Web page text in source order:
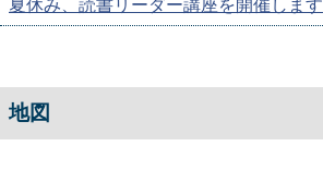
夏休み、読書リーダー講座を開催します
地図